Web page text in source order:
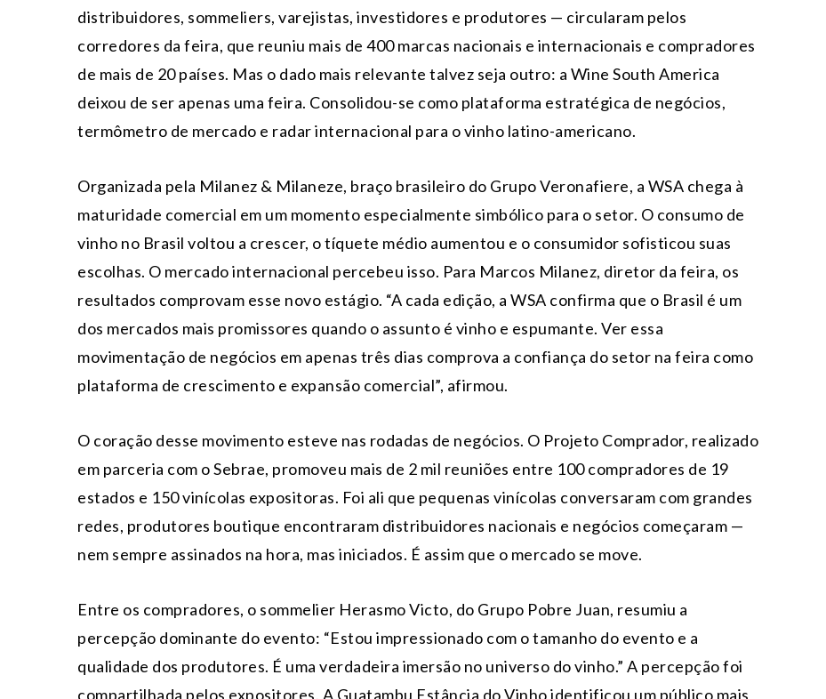
distribuidores, sommeliers, varejistas, investidores e produtores — circularam pelos
corredores da feira, que reuniu mais de 400 marcas nacionais e internacionais e compradores
de mais de 20 países. Mas o dado mais relevante talvez seja outro: a Wine South America
deixou de ser apenas uma feira. Consolidou-se como plataforma estratégica de negócios,
termômetro de mercado e radar internacional para o vinho latino-americano.
Organizada pela Milanez & Milaneze, braço brasileiro do Grupo Veronafiere, a WSA chega à
maturidade comercial em um momento especialmente simbólico para o setor. O consumo de
vinho no Brasil voltou a crescer, o tíquete médio aumentou e o consumidor sofisticou suas
escolhas. O mercado internacional percebeu isso. Para Marcos Milanez, diretor da feira, os
resultados comprovam esse novo estágio. “A cada edição, a WSA confirma que o Brasil é um
dos mercados mais promissores quando o assunto é vinho e espumante. Ver essa
movimentação de negócios em apenas três dias comprova a confiança do setor na feira como
plataforma de crescimento e expansão comercial”, afirmou.
O coração desse movimento esteve nas rodadas de negócios. O Projeto Comprador, realizado
em parceria com o Sebrae, promoveu mais de 2 mil reuniões entre 100 compradores de 19
estados e 150 vinícolas expositoras. Foi ali que pequenas vinícolas conversaram com grandes
redes, produtores boutique encontraram distribuidores nacionais e negócios começaram —
nem sempre assinados na hora, mas iniciados. É assim que o mercado se move.
Entre os compradores, o sommelier Herasmo Victo, do Grupo Pobre Juan, resumiu a
percepção dominante do evento: “Estou impressionado com o tamanho do evento e a
qualidade dos produtores. É uma verdadeira imersão no universo do vinho.” A percepção foi
compartilhada pelos expositores. A Guatambu Estância do Vinho identificou um público mais